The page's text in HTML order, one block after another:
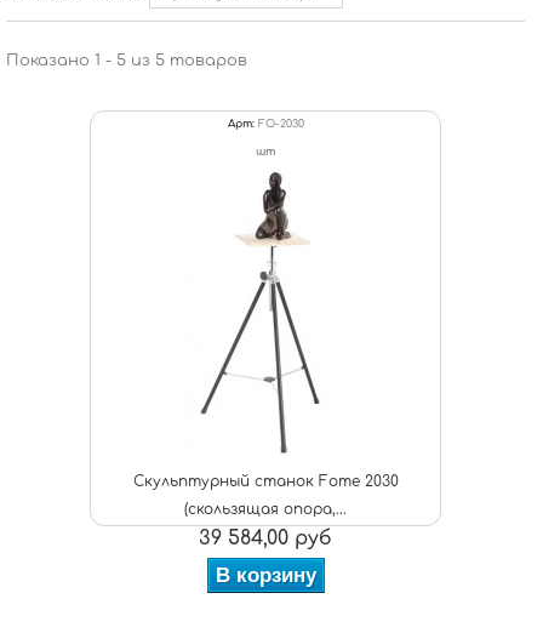
Показано 1 - 5 из 5 товаров
Арт: FO-2030
шт
Скульптурный станок Fome 2030
(скользящая опора,...
39 584,00 руб
В корзину